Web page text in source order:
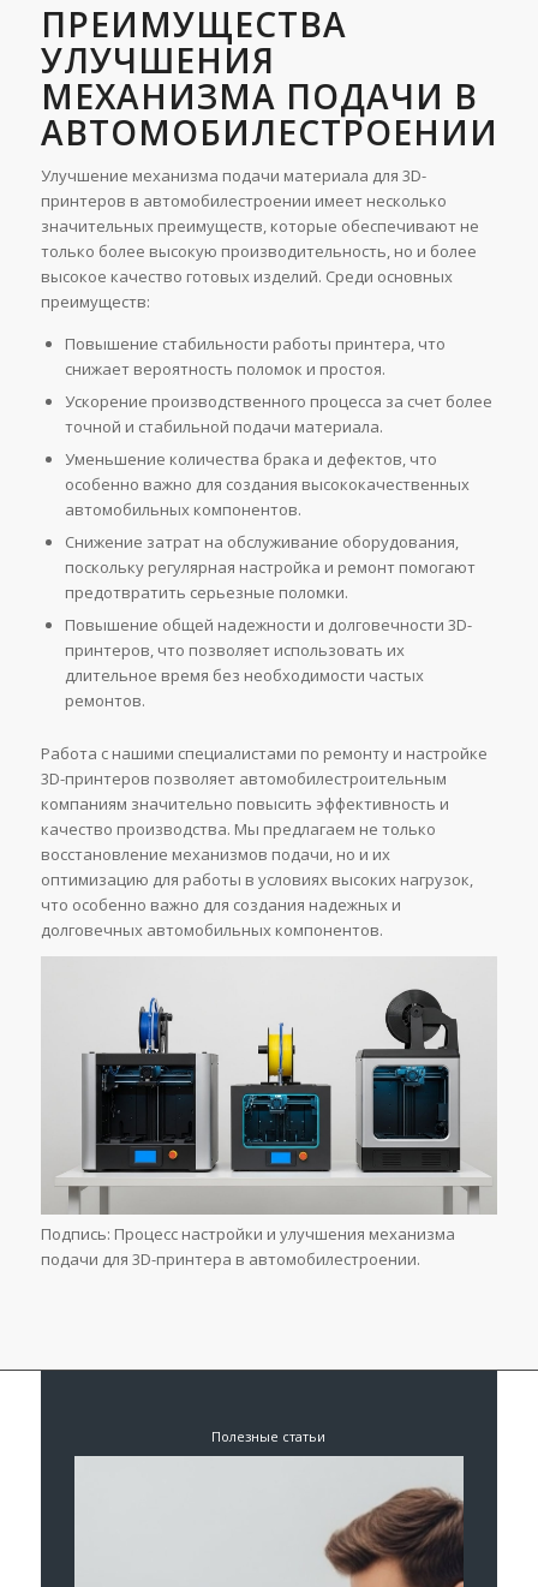
ПРЕИМУЩЕСТВА
УЛУЧШЕНИЯ
МЕХАНИЗМА ПОДАЧИ В
АВТОМОБИЛЕСТРОЕНИИ
Улучшение механизма подачи материала для 3D-
принтеров в автомобилестроении имеет несколько
значительных преимуществ, которые обеспечивают не
только более высокую производительность, но и более
высокое качество готовых изделий. Среди основных
преимуществ:
Повышение стабильности работы принтера, что
снижает вероятность поломок и простоя.
Ускорение производственного процесса за счет более
точной и стабильной подачи материала.
Уменьшение количества брака и дефектов, что
особенно важно для создания высококачественных
автомобильных компонентов.
Снижение затрат на обслуживание оборудования,
поскольку регулярная настройка и ремонт помогают
предотвратить серьезные поломки.
Повышение общей надежности и долговечности 3D-
принтеров, что позволяет использовать их
длительное время без необходимости частых
ремонтов.
Работа с нашими специалистами по ремонту и настройке
3D-принтеров позволяет автомобилестроительным
компаниям значительно повысить эффективность и
качество производства. Мы предлагаем не только
восстановление механизмов подачи, но и их
оптимизацию для работы в условиях высоких нагрузок,
что особенно важно для создания надежных и
долговечных автомобильных компонентов.
Подпись: Процесс настройки и улучшения механизма
подачи для 3D-принтера в автомобилестроении.
Полезные статьи